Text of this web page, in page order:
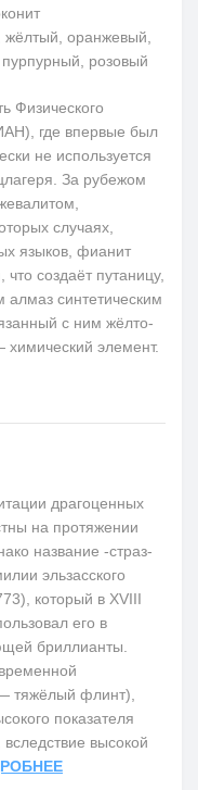
жёлтый, оранжевый,
розовый
Физического
где впервые был
не используется
За рубежом
случаях,
языков, фианит
создаёт путаницу,
синтетическим
с ним жёлто-
элемент.
драгоценных
на протяжении
название -страз-
эльзасского
который в XVIII
его в
бриллианты.
тяжёлый флинт),
показателя
высокой